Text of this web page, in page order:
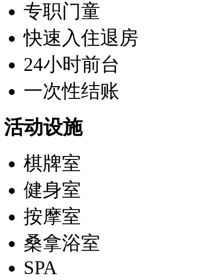
专职门童
快速入住退房
24小时前台
一次性结账
活动设施
棋牌室
健身室
按摩室
桑拿浴室
SPA